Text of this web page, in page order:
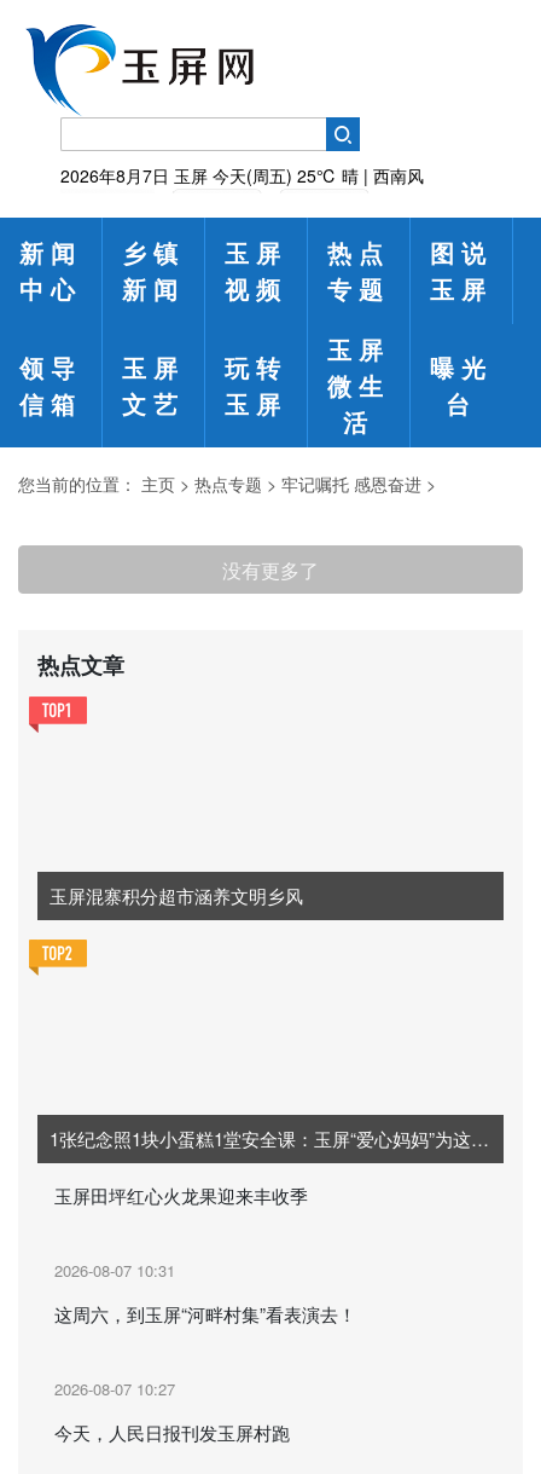
2026年8月7日 玉屏 今天(周五) 25℃ 晴 | 西南风
新闻
中心
乡镇
新闻
玉屏
视频
热点
专题
图说
玉屏
领导
信箱
玉屏
文艺
玩转
玉屏
玉屏
微生
活
曝光
台
您当前的位置： 主页 > 热点专题 > 牢记嘱托 感恩奋进 >
没有更多了
热点文章
玉屏混寨积分超市涵养文明乡风
1张纪念照1块小蛋糕1堂安全课：玉屏“爱心妈妈”为这群孩子定制“夏日限定”记忆
玉屏田坪红心火龙果迎来丰收季
2026-08-07 10:31
这周六，到玉屏“河畔村集”看表演去！
2026-08-07 10:27
今天，人民日报刊发玉屏村跑